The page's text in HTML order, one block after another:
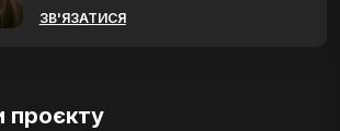
ЗВ'ЯЗАТИСЯ
проєкту